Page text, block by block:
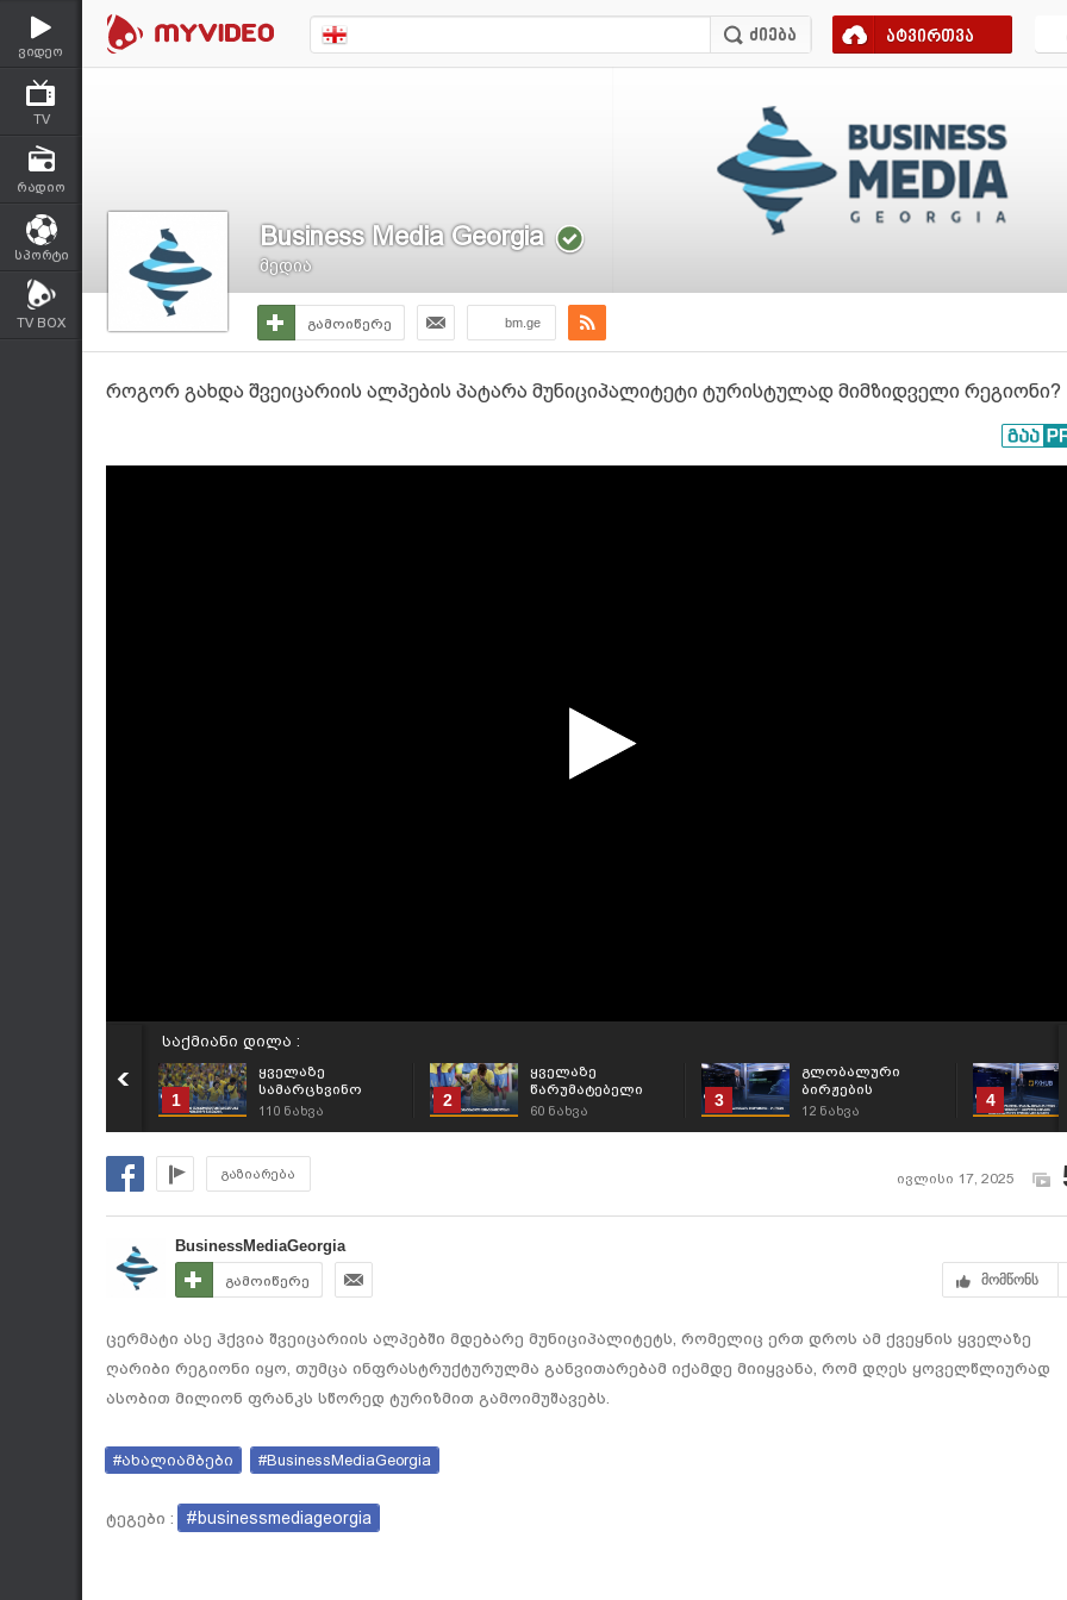
ვიდეო
TV
რადიო
სპორტი
TV BOX
ატვირთვა
Business Media Georgia
მედია
გამოიწერე bm.ge
როგორ გახდა შვეიცარიის ალპების პატარა მუნიციპალიტეტი ტურისტულად მიმზიდველი რეგიონი?
საქმიანი დილა :
1
ყველაზე
სამარცხვინო
წაგებები მსოფლიო
110 ნახვა
2
ყველაზე
წარუმატებელი
ფეხბურთელები;
60 ნახვა
3
გლობალური
ბირჟების
მიმოხილვა -
12 ნახვა
4
გაზიარება ივლისი 17, 2025
BusinessMediaGeorgia
გამოიწერე მომწონს
ცერმატი ასე ჰქვია შვეიცარიის ალპებში მდებარე მუნიციპალიტეტს, რომელიც ერთ დროს ამ ქვეყნის ყველაზე
ღარიბი რეგიონი იყო, თუმცა ინფრასტრუქტურულმა განვითარებამ იქამდე მიიყვანა, რომ დღეს ყოველწლიურად
ასობით მილიონ ფრანკს სწორედ ტურიზმით გამოიმუშავებს.
#ახალიამბები #BusinessMediaGeorgia
ტეგები : #businessmediageorgia